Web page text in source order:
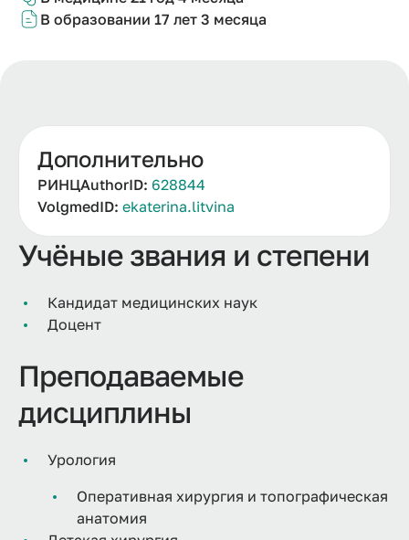
В образовании 17 лет 3 месяца
Учёные звания и степени
Кандидат медицинских наук
Доцент
Преподаваемые
дисциплины
Урология
Оперативная хирургия и топографическая
анатомия
Дополнительно
РИНЦAuthorID: 628844
VolgmedID: ekaterina.litvina